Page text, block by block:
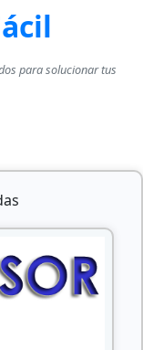
para solucionar tus